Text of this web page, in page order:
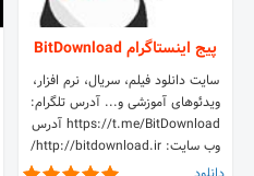
پیج اینستاگرام BitDownload
سایت دانلود فیلم، سریال، نرم افزار،
ویدئوهای آموزشی و... آدرس تلگرام:
https://t.me/BitDownload آدرس
وب سایت: http://bitdownload.ir/